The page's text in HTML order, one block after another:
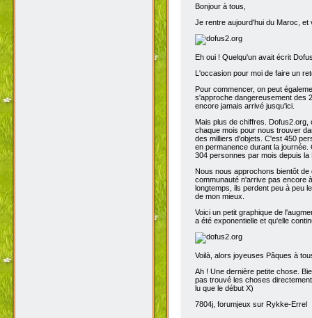
Bonjour à tous,
Je rentre aujourd'hui du Maroc, et
Eh oui ! Quelqu'un avait écrit
L'occasion pour moi de faire un
Pour commencer, on peut
s'approche dangereusement des
encore jamais arrivé jusqu'ici.
Mais plus de chiffres.
chaque mois pour nous trouver
des milliers d'objets. C'est 450
en permanence durant la
304 personnes par mois depuis
Nous nous approchons bientôt
communauté n'arrive pas encore
longtemps, ils perdent peu à peu
de mon mieux.
Voici un petit graphique de
a été exponentielle et qu'elle
Voilà, alors joyeuses Pâques à
Ah ! Une dernière petite chose.
pas trouvé les choses
lu que le début X)
7804j, forumjeux sur Rykke-Errel